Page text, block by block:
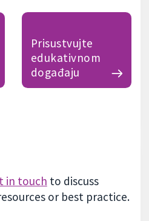
Prisustvujte
edukativnom
događaju
in touch to discuss
or best practice.